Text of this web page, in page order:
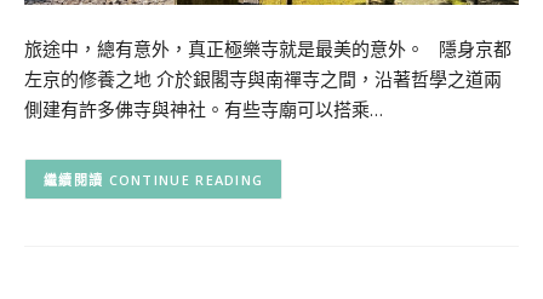
旅途中，總有意外，真正極樂寺就是最美的意外。 隱身京都
左京的修養之地 介於銀閣寺與南禪寺之間，沿著哲學之道兩
側建有許多佛寺與神社。有些寺廟可以搭乘…
CONTINUE READING